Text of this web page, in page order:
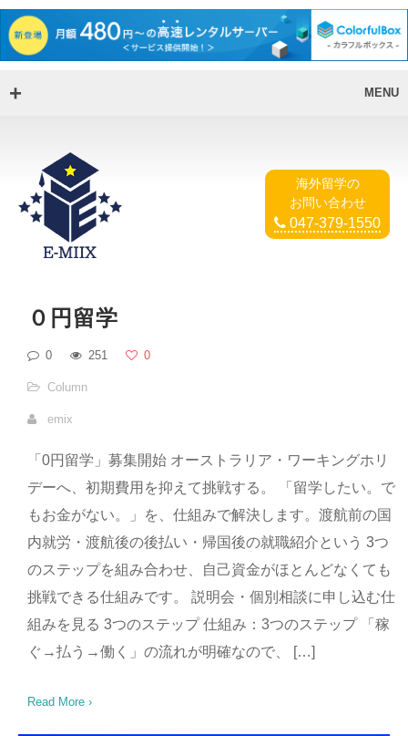
MENU
海外留学の
お問い合わせ
047-379-1550
０円留学
0 251 0
Column
emix
「0円留学」募集開始 オーストラリア・ワーキングホリ
デーへ、初期費用を抑えて挑戦する。 「留学したい。で
もお金がない。」を、仕組みで解決します。渡航前の国
内就労・渡航後の後払い・帰国後の就職紹介という 3つ
のステップを組み合わせ、自己資金がほとんどなくても
挑戦できる仕組みです。 説明会・個別相談に申し込む仕
組みを見る 3つのステップ 仕組み：3つのステップ 「稼
ぐ→払う→働く」の流れが明確なので、 […]
Read More ›